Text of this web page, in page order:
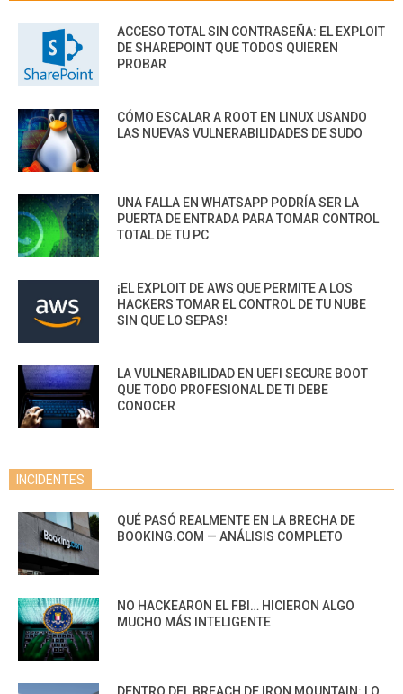
ACCESO TOTAL SIN CONTRASEÑA: EL EXPLOIT
DE SHAREPOINT QUE TODOS QUIEREN
PROBAR
CÓMO ESCALAR A ROOT EN LINUX USANDO
LAS NUEVAS VULNERABILIDADES DE SUDO
UNA FALLA EN WHATSAPP PODRÍA SER LA
PUERTA DE ENTRADA PARA TOMAR CONTROL
TOTAL DE TU PC
¡EL EXPLOIT DE AWS QUE PERMITE A LOS
HACKERS TOMAR EL CONTROL DE TU NUBE
SIN QUE LO SEPAS!
LA VULNERABILIDAD EN UEFI SECURE BOOT
QUE TODO PROFESIONAL DE TI DEBE
CONOCER
INCIDENTES
QUÉ PASÓ REALMENTE EN LA BRECHA DE
BOOKING.COM — ANÁLISIS COMPLETO
NO HACKEARON EL FBI… HICIERON ALGO
MUCHO MÁS INTELIGENTE